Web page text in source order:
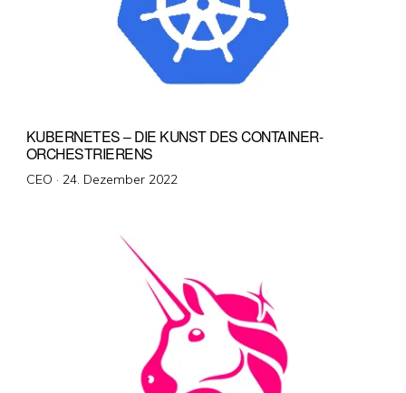
KUBERNETES – DIE KUNST DES CONTAINER-
ORCHESTRIERENS
CEO · Veröffentlicht
24. Dezember 2022